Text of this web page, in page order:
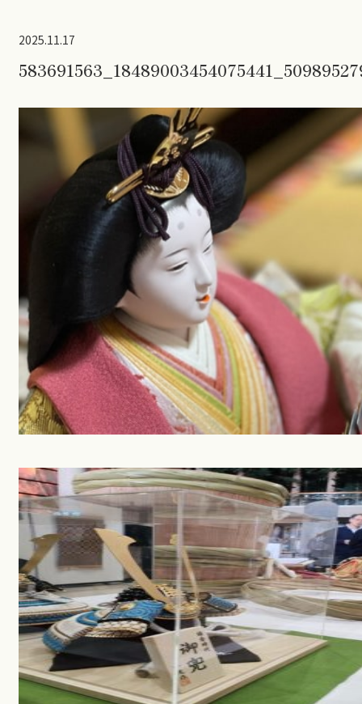
2025.11.17